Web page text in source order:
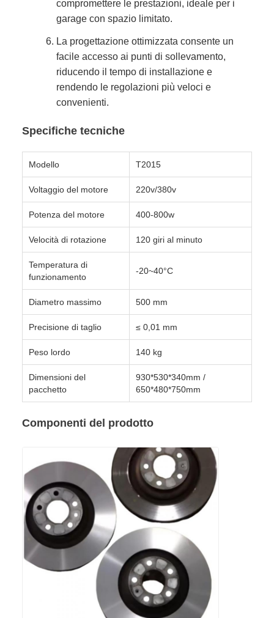
compromettere le prestazioni, ideale per i
garage con spazio limitato.
La progettazione ottimizzata consente un
facile accesso ai punti di sollevamento,
riducendo il tempo di installazione e
rendendo le regolazioni più veloci e
convenienti.
Specifiche tecniche
Modello T2015
Voltaggio del motore 220v/380v
Potenza del motore 400-800w
Velocità di rotazione 120 giri al minuto
Temperatura di
funzionamento
-20~40°C
Diametro massimo 500 mm
Precisione di taglio ≤ 0,01 mm
Peso lordo 140 kg
Dimensioni del
pacchetto
930*530*340mm /
650*480*750mm
Componenti del prodotto